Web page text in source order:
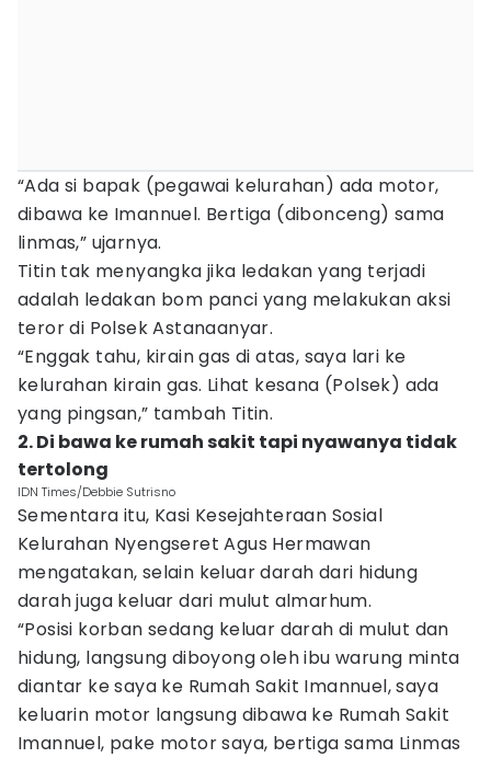
“Ada si bapak (pegawai kelurahan) ada motor,
dibawa ke Imannuel. Bertiga (dibonceng) sama
linmas,” ujarnya.
Titin tak menyangka jika ledakan yang terjadi
adalah ledakan bom panci yang melakukan aksi
teror di Polsek Astanaanyar.
“Enggak tahu, kirain gas di atas, saya lari ke
kelurahan kirain gas. Lihat kesana (Polsek) ada
yang pingsan,” tambah Titin.
2. Di bawa ke rumah sakit tapi nyawanya tidak
tertolong
IDN Times/Debbie Sutrisno
Sementara itu, Kasi Kesejahteraan Sosial
Kelurahan Nyengseret Agus Hermawan
mengatakan, selain keluar darah dari hidung
darah juga keluar dari mulut almarhum.
“Posisi korban sedang keluar darah di mulut dan
hidung, langsung diboyong oleh ibu warung minta
diantar ke saya ke Rumah Sakit Imannuel, saya
keluarin motor langsung dibawa ke Rumah Sakit
Imannuel, pake motor saya, bertiga sama Linmas